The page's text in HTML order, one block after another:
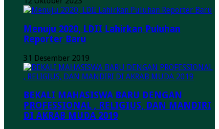
Menuju 2020, LDII Lahirkan Puluhan
Reporter Baru
31 Desember 2019
BEKALI MAHASISWA BARU DENGAN
PROFESSIONAL , RELIGIUS, DAN MANDIRI
DI AKRAB MUDA 2019